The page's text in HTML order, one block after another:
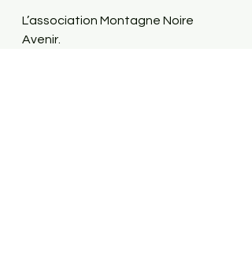
L’association Montagne Noire
Avenir.